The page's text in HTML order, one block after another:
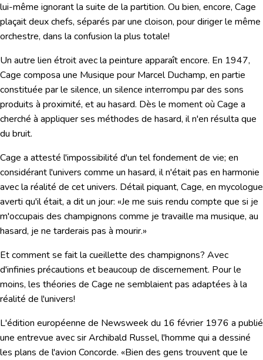
lui-même ignorant la suite de la partition. Ou bien, encore, Cage
plaçait deux chefs, séparés par une cloison, pour diriger le même
orchestre, dans la confusion la plus totale!
Un autre lien étroit avec la peinture apparaît encore. En 1947,
Cage composa une Musique pour Marcel Duchamp, en partie
constituée par le silence, un silence interrompu par des sons
produits à proximité, et au hasard. Dès le moment où Cage a
cherché à appliquerses méthodes de hasard, il n'en résulta que
du bruit.
Cage a attesté l'impossibilité d'un tel fondement de vie; en
considérant l'univers comme un hasard, il n'était pas en harmonie
avec la réalité de cet univers. Détail piquant, Cage, en mycologue
averti qu'il était, a dit un jour: «Je me suis rendu compte que si je
m'occupais des champignons comme je travaille ma musique, au
hasard, je ne tarderais pas à mourir.»
Et comment se fait la cueillette des champignons? Avec
d'infinies précautions et beaucoup de discernement. Pour le
moins, les théories de Cage ne semblaient pas adaptées à la
réalité de l'univers!
L'édition européenne de Newsweek du 16 février 1976 a publié
une entrevue avec sir Archibald Russel, l'homme qui a dessiné
les plans de l'avion Concorde. «Bien des gens trouvent que le